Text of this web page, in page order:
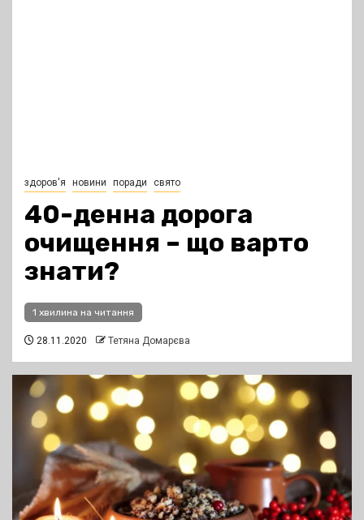
здоров'я новини поради свято
40-денна дорога
очищення – що варто
знати?
1 хвилина на читання
28.11.2020 Тетяна Домарєва